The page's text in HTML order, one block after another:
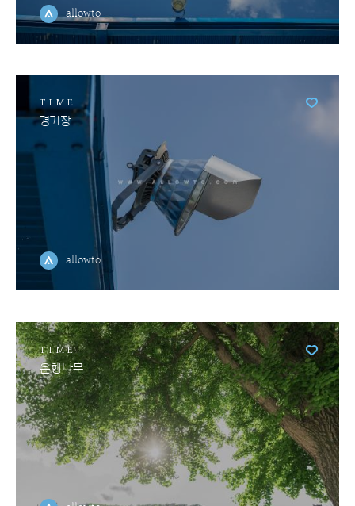
allowto
TIME
경기장
allowto
TIME
은행나무